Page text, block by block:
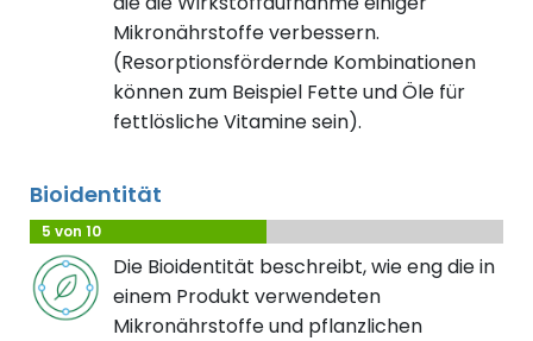
Mikronährstoffe verbessern.
(Resorptionsfördernde Kombinationen
können zum Beispiel Fette und Öle für
fettlösliche Vitamine sein).
Bioidentität
5 von 10
Die Bioidentität beschreibt, wie eng die in
einem Produkt verwendeten
Mikronährstoffe und pflanzlichen